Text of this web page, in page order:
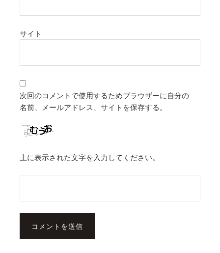
サイト
次回のコメントで使用するためブラウザーに自分の
名前、メールアドレス、サイトを保存する。
上に表示された文字を入力してください。